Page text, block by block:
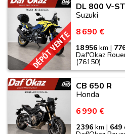
DÉPÔT VENTE
DL 800 V-
Suzuki
8 690 €
18 956 km |
Daf'Okaz
(76150)
CB 650 R
Honda
6 990 €
2 396 km | 649